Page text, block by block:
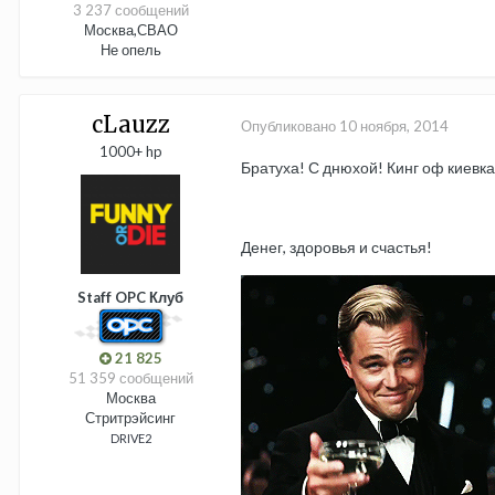
3 237 сообщений
Москва,СВАО
Не опель
cLauzz
1000+ hp
Staff OPC Клуб
21 825
51 359 сообщений
Москва
Стритрэйсинг
DRIVE2
Опубликовано 10 ноября, 2014
Братуха! С днюхой! Кинг оф
Денег, здоровья и счастья!